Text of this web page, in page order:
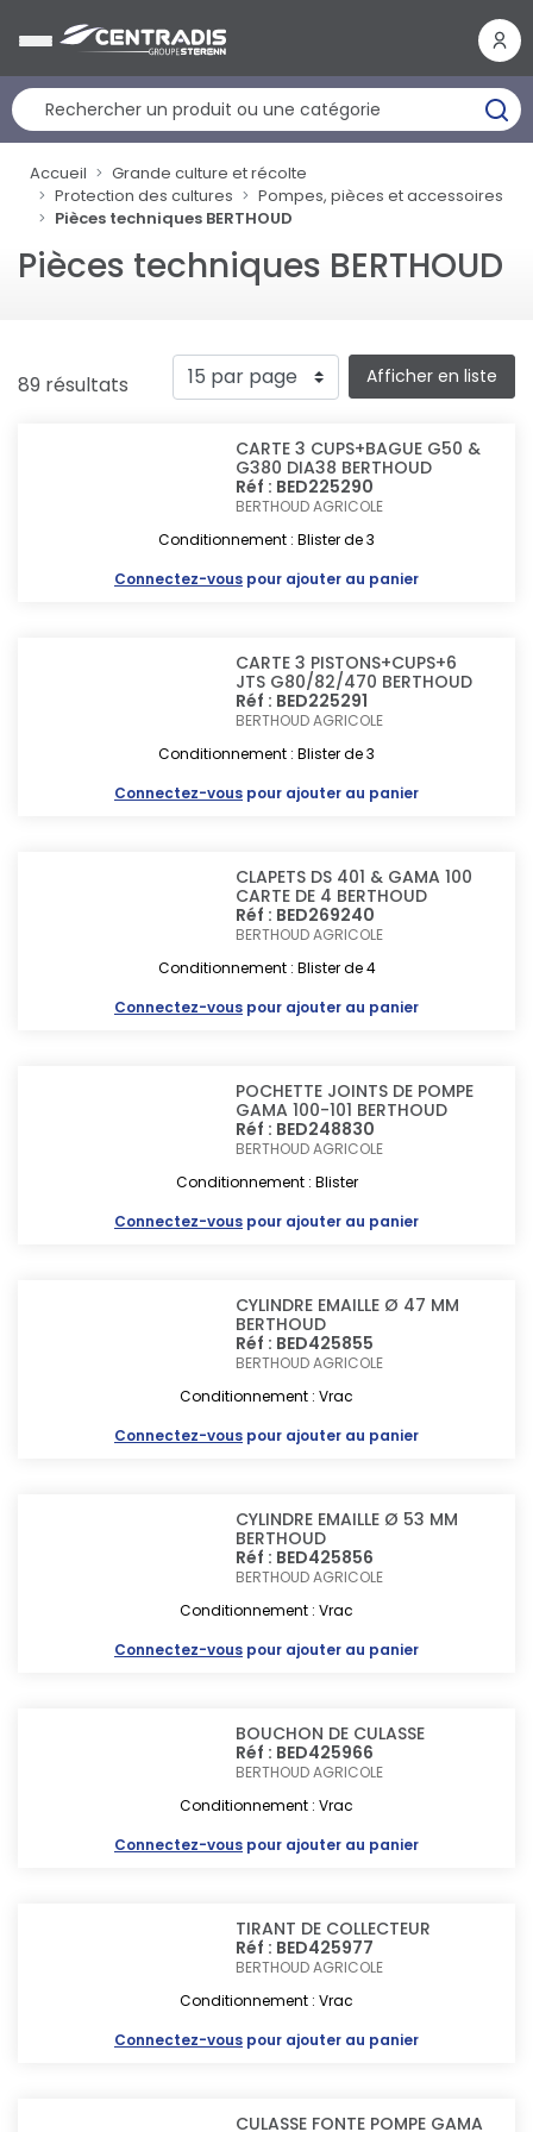
Accueil
Grande culture et récolte
Protection des cultures
Pompes, pièces et accessoires
Pièces techniques BERTHOUD
Pièces techniques BERTHOUD
89 résultats Afficher en liste
CARTE 3 CUPS+BAGUE G50 &
G380 DIA38 BERTHOUD
Réf : BED225290
BERTHOUD AGRICOLE
Conditionnement : Blister de 3
Connectez-vous pour ajouter au panier
CARTE 3 PISTONS+CUPS+6
JTS G80/82/470 BERTHOUD
Réf : BED225291
BERTHOUD AGRICOLE
Conditionnement : Blister de 3
Connectez-vous pour ajouter au panier
CLAPETS DS 401 & GAMA 100
CARTE DE 4 BERTHOUD
Réf : BED269240
BERTHOUD AGRICOLE
Conditionnement : Blister de 4
Connectez-vous pour ajouter au panier
POCHETTE JOINTS DE POMPE
GAMA 100-101 BERTHOUD
Réf : BED248830
BERTHOUD AGRICOLE
Conditionnement : Blister
Connectez-vous pour ajouter au panier
CYLINDRE EMAILLE Ø 47 MM
BERTHOUD
Réf : BED425855
BERTHOUD AGRICOLE
Conditionnement : Vrac
Connectez-vous pour ajouter au panier
CYLINDRE EMAILLE Ø 53 MM
BERTHOUD
Réf : BED425856
BERTHOUD AGRICOLE
Conditionnement : Vrac
Connectez-vous pour ajouter au panier
BOUCHON DE CULASSE
Réf : BED425966
BERTHOUD AGRICOLE
Conditionnement : Vrac
Connectez-vous pour ajouter au panier
TIRANT DE COLLECTEUR
Réf : BED425977
BERTHOUD AGRICOLE
Conditionnement : Vrac
Connectez-vous pour ajouter au panier
CULASSE FONTE POMPE GAMA